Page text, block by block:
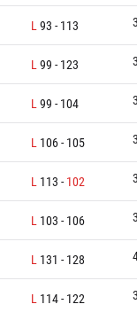
L 93 - 113
L 99 - 123
L 99 - 104
L 106- 105
L 113 - 102
L 103 - 106
L 131 - 128
L 114- 122